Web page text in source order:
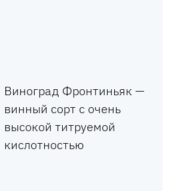
Виноград Фронтиньяк —
винный сорт с очень
высокой титруемой
кислотностью